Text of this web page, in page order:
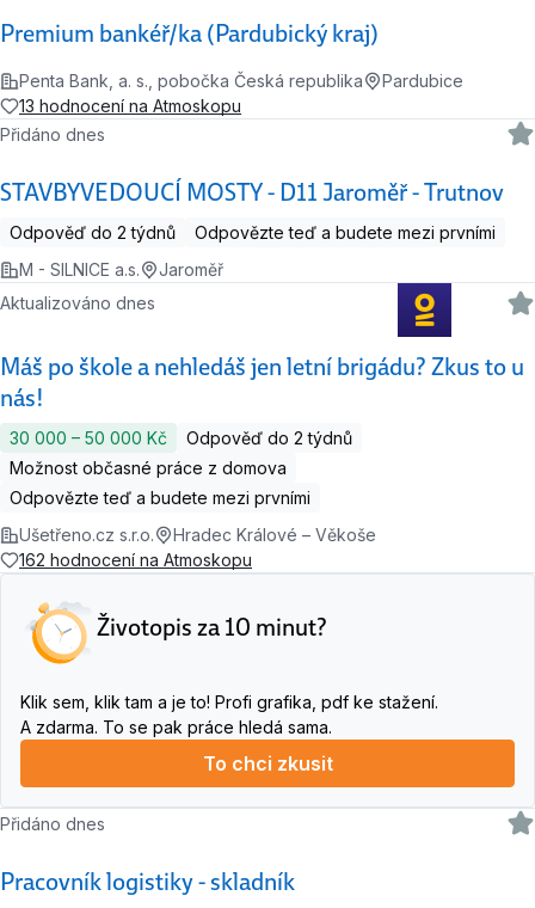
Premium bankéř/ka (Pardubický kraj)
Penta Bank, a. s., pobočka Česká republika
Pardubice
13 hodnocení na Atmoskopu
STAVBYVEDOUCÍ MOSTY - D11 Jaroměř - Trutnov
Přidáno dnes
Odpověď do 2 týdnů
Odpovězte teď a budete mezi prvními
M - SILNICE a.s.
Jaroměř
Máš po škole a nehledáš jen letní brigádu? Zkus to u
nás!
Aktualizováno dnes
30 000 ‍–‍ 50 000 Kč
Odpověď do 2 týdnů
Možnost občasné práce z domova
Odpovězte teď a budete mezi prvními
Ušetřeno.cz s.r.o.
Hradec Králové – Věkoše
162 hodnocení na Atmoskopu
Životopis za 10 minut?
Klik sem, klik tam a je to! Profi grafika, pdf ke stažení.
A zdarma. To se pak práce hledá sama.
To chci zkusit
Pracovník logistiky - skladník
Přidáno dnes